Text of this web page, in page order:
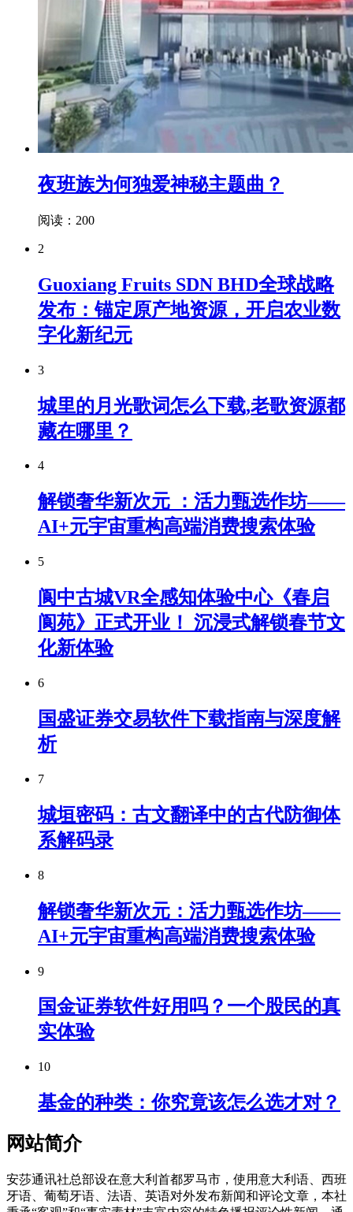
夜班族为何独爱神秘主题曲？
阅读：200
2
Guoxiang Fruits SDN BHD全球战略
发布：锚定原产地资源，开启农业数
字化新纪元
3
城里的月光歌词怎么下载,老歌资源都
藏在哪里？
4
解锁奢华新次元 ：活力甄选作坊——
AI+元宇宙重构高端消费搜索体验
5
阆中古城VR全感知体验中心《春启
阆苑》正式开业！ 沉浸式解锁春节文
化新体验
6
国盛证券交易软件下载指南与深度解
析
7
城垣密码：古文翻译中的古代防御体
系解码录
8
解锁奢华新次元：活力甄选作坊——
AI+元宇宙重构高端消费搜索体验
9
国金证券软件好用吗？一个股民的真
实体验
10
基金的种类：你究竟该怎么选才对？
网站简介
安莎通讯社总部设在意大利首都罗马市，使用意大利语、西班
牙语、葡萄牙语、法语、英语对外发布新闻和评论文章，本社